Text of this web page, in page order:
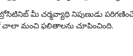
మీ చర్మవ్యాధి నిపుణుడు
చాలా మంచి ఫలితాలను చూపించింది.